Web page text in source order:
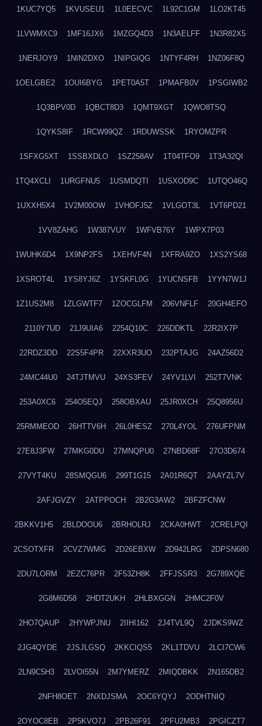
1KUC7YQ5 1KVUSEU1 1L0EECVC 1L92C1GM 1LO2KT45
1LVWMXC9 1MF16JX6 1MZGQ4D3 1N3AELFF 1N3R82X5
1NERJOY9 1NIN2DXO 1NIPGIQG 1NTYF4RH 1NZ06F8Q
1OELGBE2 1OUI6BYG 1PET0A5T 1PMAFB0V 1PSGIWB2
1Q3BPV0D 1QBCT8D3 1QMT9XGT 1QWO8TSQ
1QYKS8IF 1RCW99QZ 1RDUWSSK 1RYOMZPR
1SFXG5XT 1SSBXDLO 1SZ258AV 1T04TFO9 1T3A32QI
1TQ4XCLI 1URGFNU5 1USMDQTI 1USXOD9C 1UTQO46Q
1UXXH5X4 1V2M00OW 1VHOFJ5Z 1VLGOT3L 1VT6PD21
1VV8ZAHG 1W387VUY 1WFVB76Y 1WPX7P03
1WUHK6D4 1X9NP2FS 1XEHVF4N 1XFRA9ZO 1XS2YS68
1XSROT4L 1YS8YJ6Z 1YSKFL0G 1YUCNSFB 1YYN7W1J
1Z1US2M8 1ZLGWTF7 1ZOCGLFM 206VNFLF 20GH4EFO
2110Y7UD 21J9UIA6 2254Q10C 226DDKTL 22R2IX7P
22RDZ3DD 22S5F4PR 22XXR3UO 232PTAJG 24AZ56D2
24MC44U0 24TJTMVU 24XS3FEV 24YV1LVI 252T7VNK
253A0XC6 254O5EQJ 258OBXAU 25JR0XCH 25Q8956U
25RMMEOD 26HTTV6H 26L0HESZ 270L4YOL 276UFPNM
27E8J3FW 27MKG0DU 27MNQPU0 27NBD68F 27O3D674
27VYT4KU 28SMQGU6 299T1G15 2A01R6QT 2AAYZL7V
2AFJGVZY 2ATPPOCH 2B2G3AW2 2BFZFCNW
2BKKV1H5 2BLDOOU6 2BRHOLRJ 2CKA0HWT 2CRELPQI
2CSOTXFR 2CVZ7WMG 2D26EBXW 2D942LRG 2DPSN680
2DU7LORM 2EZC76PR 2F53ZH8K 2FFJSSR3 2G789XQE
2G8M6D58 2HDT2UKH 2HLBXGGN 2HMC2F0V
2HO7QAUP 2HYWPJNU 2IIHI162 2J4TVL9Q 2JDKS9WZ
2JG4QYDE 2JSJLGSQ 2KKCIQS5 2KL1TDVU 2LCI7CW6
2LN9C5H3 2LVOI55N 2M7YMERZ 2MIQDBKK 2N165DB2
2NFH8OET 2NXDJSMA 2OC6YQYJ 2ODHTNIQ
2OYOC8EB 2P5KVO7J 2PB26F91 2PFU2MB3 2PGICZT7